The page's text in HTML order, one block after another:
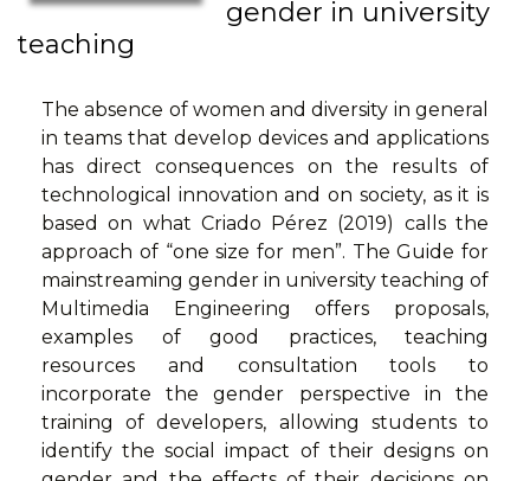
gender in university
teaching
The absence of women and diversity in general
in teams that develop devices and applications
has direct consequences on the results of
technological innovation and on society, as it is
based on what Criado Pérez (2019) calls the
approach of “one size for men”. The Guide for
mainstreaming gender in university teaching of
Multimedia Engineering offers proposals,
examples of good practices, teaching
resources and consultation tools to
incorporate the gender perspective in the
training of developers, allowing students to
identify the social impact of their designs on